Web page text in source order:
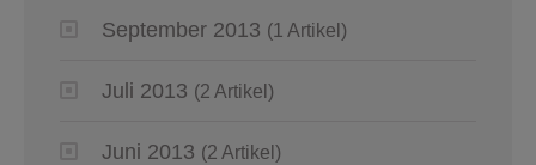
September 2013 (1 Artikel)
Juli 2013 (2 Artikel)
Juni 2013 (2 Artikel)